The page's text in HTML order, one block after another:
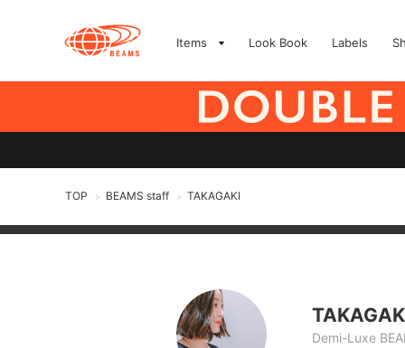
Items Look Book Labels
TOP > BEAMS staff > TAKAGAKI
Demi-Luxe